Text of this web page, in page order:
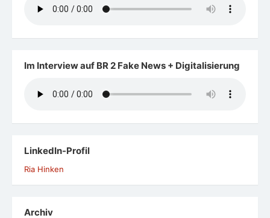
Im Interview auf BR 2 Fake News + Digitalisierung
LinkedIn-Profil
Ria Hinken
Archiv